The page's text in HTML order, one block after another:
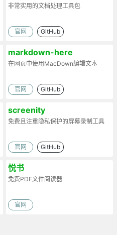
非常实用的文档处理工具包
官网 GitHub
markdown-here
在网页中使用MacDown编辑文本
官网 GitHub
screenity
免费且注重隐私保护的屏幕录制工具
官网 GitHub
悦书
免费PDF文件阅读器
官网